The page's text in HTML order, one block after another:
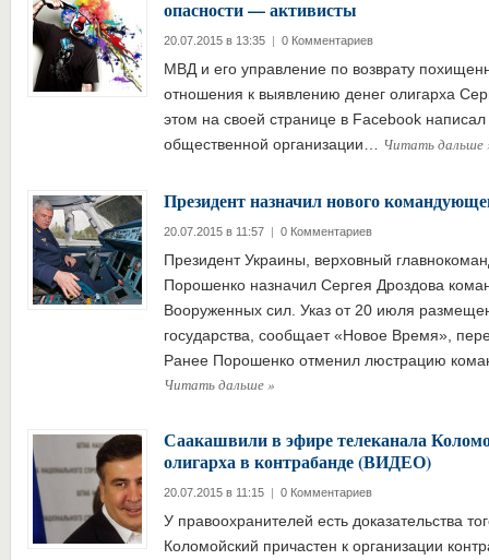
опасности — активисты
20.07.2015 в 13:35 | 0 Комментариев
МВД и его управление по возврату
отношения к выявлению денег олигарха
этом на своей странице в Facebook
общественной организации… Читать дальше
Президент назначил нового
20.07.2015 в 11:57 | 0 Комментариев
Президент Украины, верховный
Порошенко назначил Сергея Дроздова
Вооруженных сил. Указ от 20 июля
государства, сообщает «Новое Время»,
Ранее Порошенко отменил люстрацию
Читать дальше»
Саакашвили в эфире телеканала
олигарха в контрабанде (ВИДЕО)
20.07.2015 в 11:15 | 0 Комментариев
У правоохранителей есть доказательства
Коломойский причастен к организации